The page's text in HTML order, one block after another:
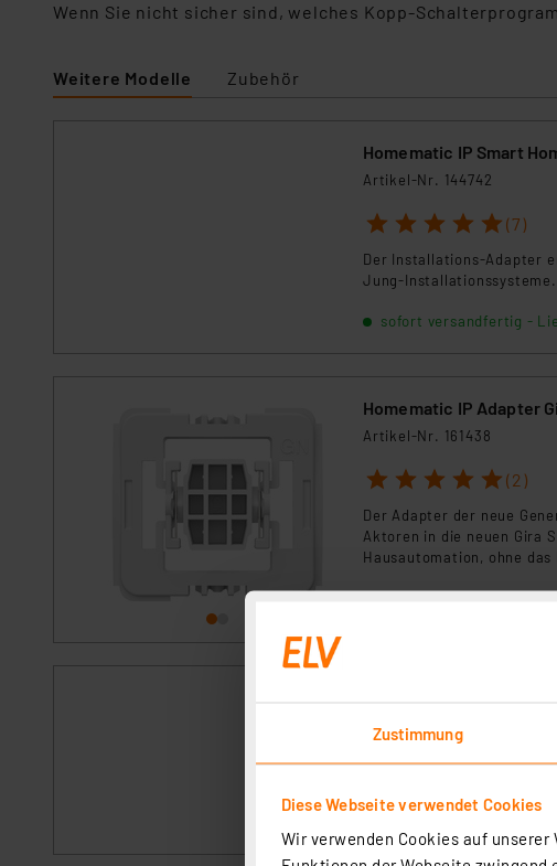
Zustimmung
Diese Webseite verwendet Cookies
Wir verwenden Cookies auf
Wenn Sie nicht sicher sind, welches Kopp-
Weitere Modelle Zubehör
Homematic IP Smart
Artikel-Nr. 144742
1 2 3 4 5 (7)
Der Installations-Adapter
Jung-Installationssysteme.
sofort versandfertig -
Homematic IP Adapter
Artikel-Nr. 161438
1 2 3 4 5 (2)
Der Adapter der neue
Aktoren in die neuen Gira
Hausautomation, ohne
sofort versandfertig -
Artikel-Nr. 144749
sofort versandfertig -